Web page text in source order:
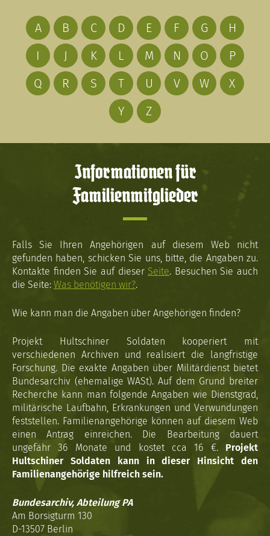
A B C D E F G
H
I
J K L M N O
P
Q
R S T U V W
X
Y
Z
Informationen für
Familienmitglieder
Falls Sie Ihren Angehörigen auf diesem Web nicht
gefunden haben, schicken Sie uns, bitte, die Angaben zu.
Kontakte finden Sie auf dieser Seite. Besuchen Sie auch
die Seite: Was benötigen wir?.
Wie kann man die Angaben über Angehörigen finden?
Projekt Hultschiner Soldaten kooperiert mit
verschiedenen Archiven und realisiert die langfristige
Forschung. Die exakte Angaben über Militärdienst bietet
Bundesarchiv (ehemalige WASt). Auf dem Grund breiter
Recherche kann man folgende Angaben wie Dienstgrad,
militärische Laufbahn, Erkrankungen und Verwundungen
feststellen. Familienangehörige können auf diesem Web
einen Antrag einreichen. Die Bearbeitung dauert
ungefähr 36 Monate und kostet cca 16 €. Projekt
Hultschiner Soldaten kann in dieser Hinsicht den
Familienangehörige hilfreich sein.
Bundesarchiv, Abteilung PA
Am Borsigturm 130
D-13507 Berlin